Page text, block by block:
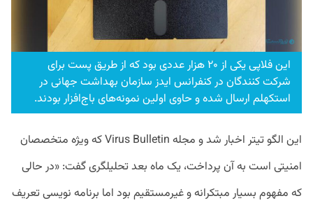
این فلاپی یکی از ۲۰ هزار عددی بود که از طریق پست برای
شرکت کنندگان در کنفرانس ایدز سازمان بهداشت جهانی در
استکهلم ارسال شده و حاوی اولین نمونه‌های باج‌افزار بودند.
این الگو تیتر اخبار شد و مجله Virus Bulletin که ویژه متخصصان
امنیتی است به آن پرداخت، یک ماه بعد تحلیلگری گفت: «در حالی
که مفهوم بسیار مبتکرانه و غیرمستقیم بود اما برنامه نویسی تعریف